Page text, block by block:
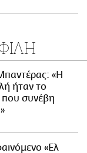
«Η
ήταν το
συνέβη
«Ελ